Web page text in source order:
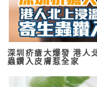
深圳疥瘡大爆發 港人
蟲鑽入皮膚惹全家